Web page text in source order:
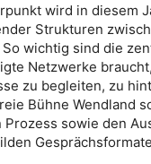
wird in diesem
Strukturen
wichtig sind die
Netzwerke
zu begleiten, zu
Bühne Wendland
sowie den